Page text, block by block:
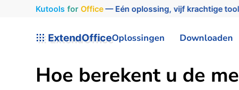
Kutools for Office— Eén oplossing, vijf krachtige
ExtendOfficeOplossingen Downloaden
Hoe berekent u de